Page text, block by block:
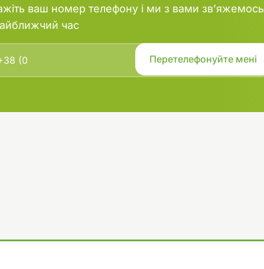
ваш номер телефону і ми з вами зв’яжемось
час